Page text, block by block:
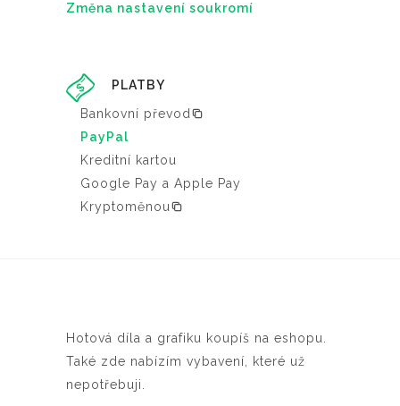
Změna nastavení soukromí
PLATBY
Bankovní převod
PayPal
Kreditní kartou
Google Pay a Apple Pay
Kryptoměnou
Hotová díla a grafiku koupíš na eshopu.
Také zde nabízím vybavení, které už
nepotřebuji.